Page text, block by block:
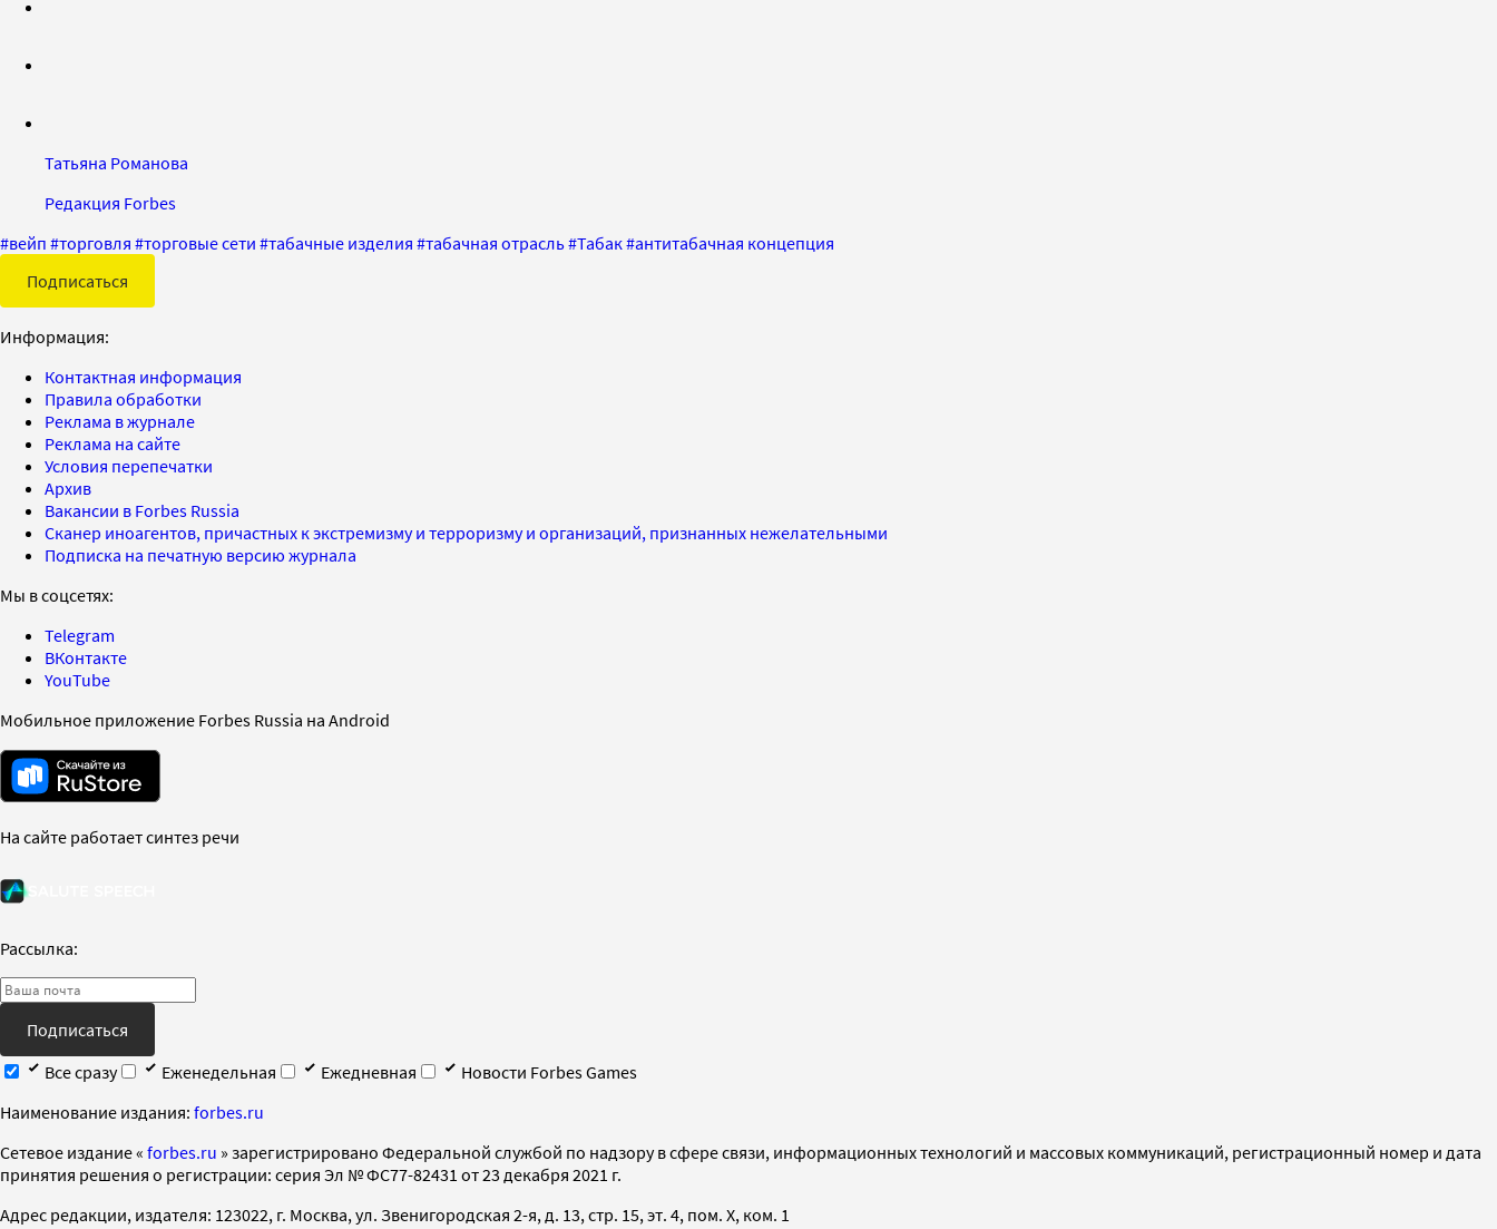
Татьяна Романова
Редакция Forbes
#вейп #торговля #торговые сети #табачные изделия #табачная отрасль#Табак#антитабачная концепция
Подписаться
Информация:
Контактная информация
Правила обработки
Реклама в журнале
Реклама на сайте
Условия перепечатки
Архив
Вакансии в Forbes Russia
Сканер иноагентов, причастных к экстремизму и терроризму и организаций, признанных нежелательными
Подписка на печатную версию журнала
Мы в соцсетях:
Telegram
ВКонтакте
YouTube
Мобильное приложение Forbes Russia на Android
На сайте работает синтез речи
Рассылка:
Подписаться
Все сразу
Еженедельная Ежедневная
Новости Forbes Games
Наименование издания: forbes.ru
Cетевое издание « forbes.ru » зарегистрировано Федеральной службой по надзору в сфере связи, информационных технологий и массовых коммуникаций, регистрационный номер и дата
принятия решения о регистрации: серия Эл № ФС77-82431 от 23 декабря 2021 г.
Адрес редакции, издателя: 123022, г. Москва, ул. Звенигородская 2-я, д. 13, стр. 15, эт. 4, пом. X, ком. 1